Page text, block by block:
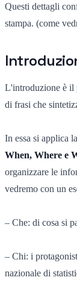
Questi dettagli
stampa. (come
L'introduzione è il
di frasi che
In essa si applica
When, Where e
organizzare le
vedremo con un
– Che: di cosa si
– Chi: i
nazionale di